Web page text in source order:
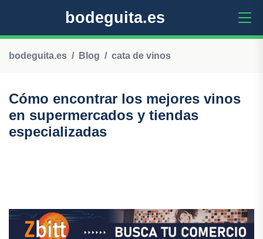
bodeguita.es
bodeguita.es Blog cata de vinos
Cómo encontrar los mejores vinos
en supermercados y tiendas
especializadas